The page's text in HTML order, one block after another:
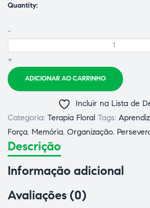
Quantity:
-
+
ADICIONAR AO CARRINHO
Incluir na Lista de
Categoria: Terapia Floral Tags:
Força, Memória, Organização,
Descrição
Informação adicional
Avaliações (0)